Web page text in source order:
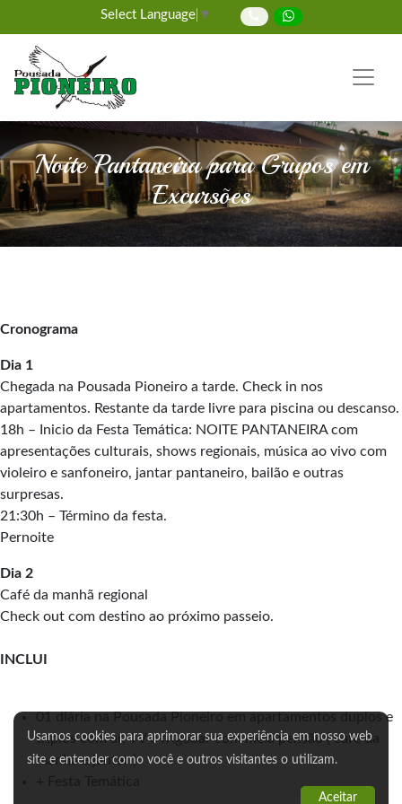
Select Language ▼
Noite Pantaneira para Grupos em
Excursões
Cronograma
Dia 1
Chegada na Pousada Pioneiro a tarde. Check in nos
apartamentos. Restante da tarde livre para piscina ou descanso.
18h – Inicio da Festa Temática: NOITE PANTANEIRA com
apresentações culturais, shows regionais, música ao vivo com
violeiro e sanfoneiro, jantar pantaneiro, bailão e outras
surpresas.
21:30h – Término da festa.
Pernoite
Dia 2
Café da manhã regional
Check out com destino ao próximo passeio.
INCLUI
01 diária na Pousada Pioneiro em apartamentos duplos e
triplos com ar, TV e frigobar com meia pensão ( café da
manhã e jantar )
Usamos cookies para aprimorar sua experiência em nosso web
site e entender como você e outros visitantes o utilizam.
Aceitar